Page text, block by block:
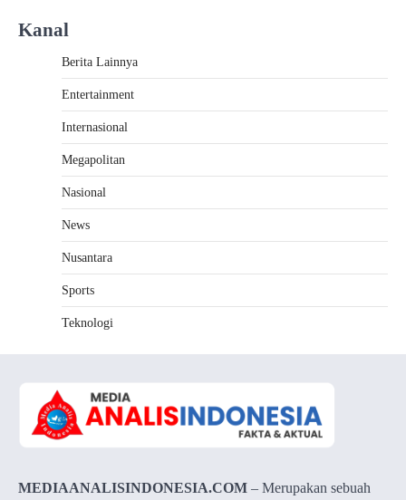
Kanal
Berita Lainnya
Entertainment
Internasional
Megapolitan
Nasional
News
Nusantara
Sports
Teknologi
MEDIAANALISINDONESIA.COM – Merupakan sebuah